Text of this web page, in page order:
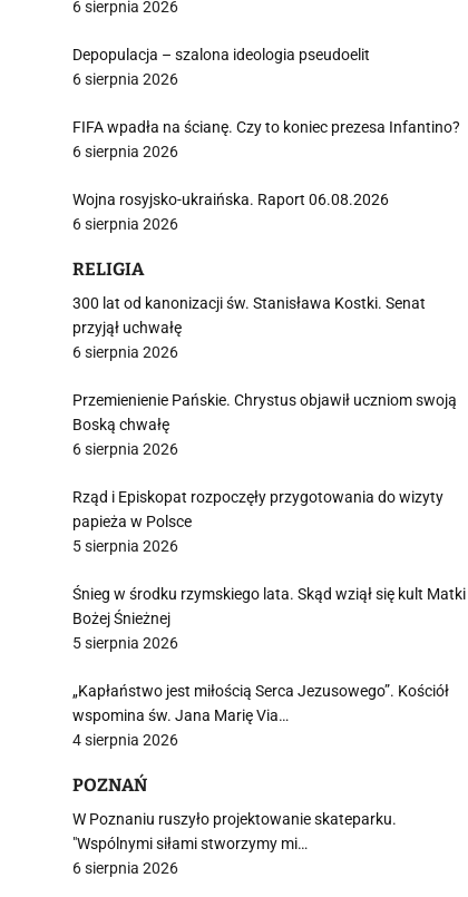
6 sierpnia 2026
Depopulacja – szalona ideologia pseudoelit
6 sierpnia 2026
FIFA wpadła na ścianę. Czy to koniec prezesa Infantino?
6 sierpnia 2026
Wojna rosyjsko-ukraińska. Raport 06.08.2026
6 sierpnia 2026
RELIGIA
300 lat od kanonizacji św. Stanisława Kostki. Senat
przyjął uchwałę
6 sierpnia 2026
Przemienienie Pańskie. Chrystus objawił uczniom swoją
Boską chwałę
6 sierpnia 2026
Rząd i Episkopat rozpoczęły przygotowania do wizyty
papieża w Polsce
5 sierpnia 2026
Śnieg w środku rzymskiego lata. Skąd wziął się kult Matki
Bożej Śnieżnej
5 sierpnia 2026
„Kapłaństwo jest miłością Serca Jezusowego”. Kościół
wspomina św. Jana Marię Via…
4 sierpnia 2026
POZNAŃ
W Poznaniu ruszyło projektowanie skateparku.
"Wspólnymi siłami stworzymy mi…
6 sierpnia 2026